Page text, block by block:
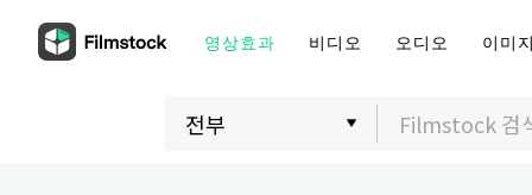
영상효과 비디오 오디오 이미